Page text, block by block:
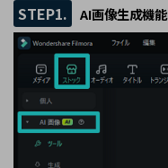
STEP1. AI画像生成機